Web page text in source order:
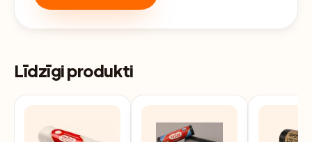
Līdzīgi produkti